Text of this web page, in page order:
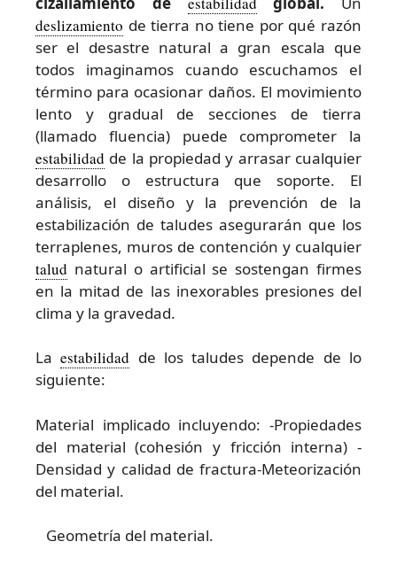
deslizamiento de tierra no tiene por qué razón
ser el desastre natural a gran escala que
todos imaginamos cuando escuchamos el
término para ocasionar daños. El movimiento
lento y gradual de secciones de tierra
(llamado fluencia) puede comprometer la
estabilidad de la propiedad y arrasar cualquier
desarrollo o estructura que soporte. El
análisis, el diseño y la prevención de la
estabilización de taludes asegurarán que los
terraplenes, muros de contención y cualquier
talud natural o artificial se sostengan firmes
en la mitad de las inexorables presiones del
clima y la gravedad.
Laestabilidad de los taludes depende de lo
siguiente:
Material implicado incluyendo: -Propiedades
del material (cohesión y fricción interna) -
Densidad y calidad de fractura-Meteorización
del material.
Geometría del material.